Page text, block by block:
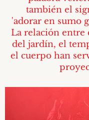
también el
'adorar en sumo
La relación entre
del jardín, el
el cuerpo han